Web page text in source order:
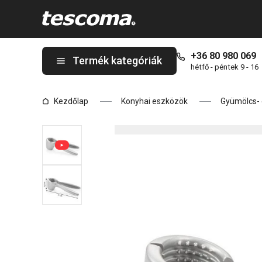
Termék kategóriák +36 80 980 069
hétfő - péntek 9 - 16
Kezdőlap Konyhai eszközök